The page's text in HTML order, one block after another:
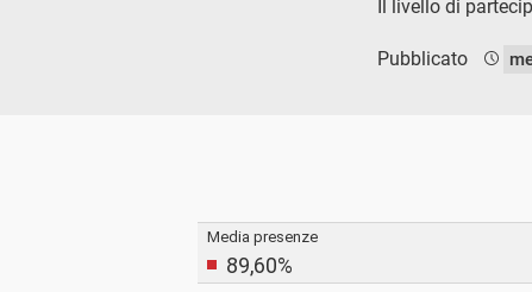
Il livello di
Pubblicato